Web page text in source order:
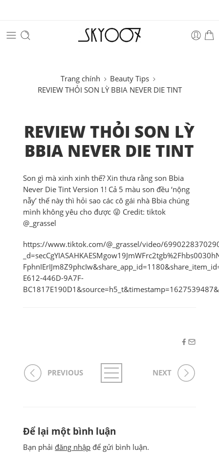
Trang chính
Beauty Tips
REVIEW THỎI SON LỲ BBIA NEVER DIE TINT
REVIEW THỎI SON LỲ
BBIA NEVER DIE TINT
Son gì mà xinh xinh thế? Xin thưa rằng son Bbia
Never Die Tint Version 1! Cả 5 màu son đều ‘nộng
nẫy’ thế này thì hỏi sao các cô gái nhà Bbia chúng
mình không yêu cho được 😜 Credit: tiktok
@_grassel
https://www.tiktok.com/@_grassel/video/
E612-446D-9A7F-
PREVIOUS NEXT
Để lại một bình luận
Bạn phải đăng nhập để gửi bình luận.